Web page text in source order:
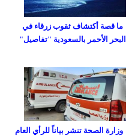
ما قصة أكتشاف ثقوب زرقاء في
البحر الأحمر بالسعودية "تفاصيل"
وزارة الصحة تنشر بياناً للرأي العام